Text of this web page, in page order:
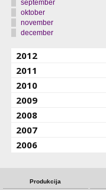
september
oktober
november
december
2012
2011
2010
2009
2008
2007
2006
Produkcija